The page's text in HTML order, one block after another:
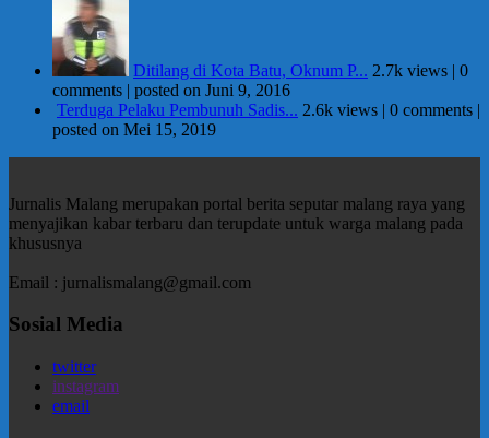
Ditilang di Kota Batu, Oknum P... 2.7k views | 0
comments | posted on Juni 9, 2016
Terduga Pelaku Pembunuh Sadis... 2.6k views | 0 comments |
posted on Mei 15, 2019
Jurnalis Malang merupakan portal berita seputar malang raya yang
menyajikan kabar terbaru dan terupdate untuk warga malang pada
khususnya
Email : jurnalismalang@gmail.com
Sosial Media
twitter
instagram
email